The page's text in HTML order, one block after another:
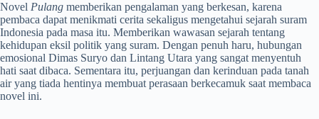
Novel Pulang memberikan pengalaman yang berkesan, karena
pembaca dapat menikmati cerita sekaligus mengetahui sejarah suram
Indonesia pada masa itu. Memberikan wawasan sejarah tentang
kehidupan eksil politik yang suram. Dengan penuh haru, hubungan
emosional Dimas Suryo dan Lintang Utara yang sangat menyentuh
hati saat dibaca. Sementara itu, perjuangan dan kerinduan pada tanah
air yang tiada hentinya membuat perasaan berkecamuk saat membaca
novel ini.